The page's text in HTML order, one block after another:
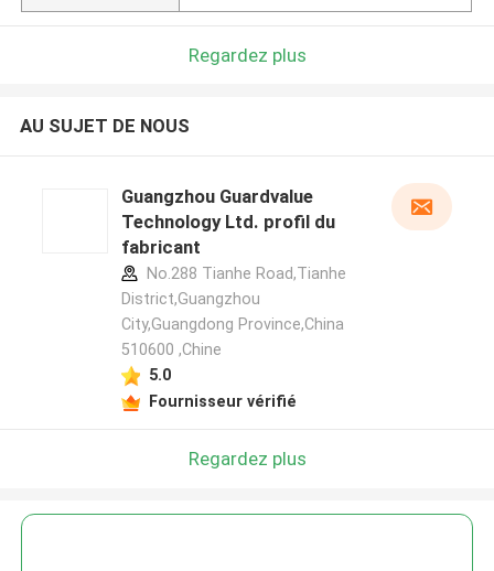
Regardez plus
AU SUJET DE NOUS
Guangzhou Guardvalue
Technology Ltd. profil du
fabricant
No.288 Tianhe Road,Tianhe
District,Guangzhou
City,Guangdong Province,China
510600 ,Chine
5.0
Fournisseur vérifié
Regardez plus